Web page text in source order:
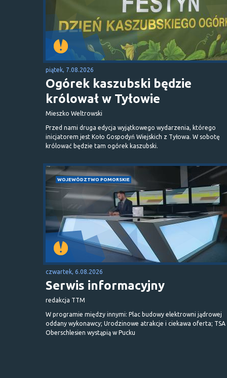
piątek, 7.08.2026
Ogórek kaszubski będzie
królował w Tyłowie
Mieszko Weltrowski
Przed nami druga edycja wyjątkowego wydarzenia, którego
inicjatorem jest Koło Gospodyń Wiejskich z Tyłowa. W sobotę
królować będzie tam ogórek kaszubski.
WOJEWÓDZTWO POMORSKIE
czwartek, 6.08.2026
Serwis informacyjny
redakcja TTM
W programie między innymi: Plac budowy elektrowni jądrowej
oddany wykonawcy; Urodzinowe atrakcje i ciekawa oferta; TSA
Oberschlesien wystąpią w Pucku